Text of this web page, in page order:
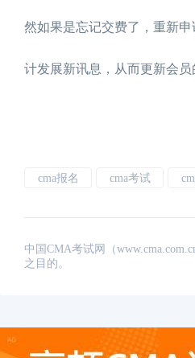
然如果是忘记交费了，重新
计发展新讯息，从而更新会
cma报名 cma考试
中国CMA考试网（
之目的。